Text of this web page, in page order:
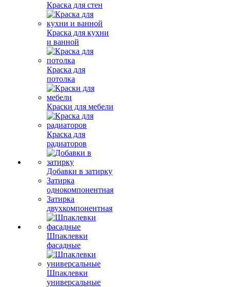
Краска для стен
Краска для кухни
и ванной
Краска для
потолка
Краски для мебели
Краска для
радиаторов
Добавки в затирку
Затирка
однокомпонентная
Затирка
двухкомпонентная
Шпаклевки
фасадные
Шпаклевки
универсальные